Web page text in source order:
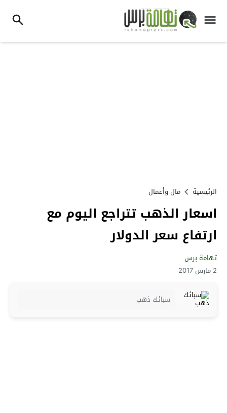
الرئيسية مال وأعمال
اسعار الذهب تتراجع اليوم مع
ارتفاع سعر الدولار
تهامة برس
2 مارس 2017
سبائك ذهب